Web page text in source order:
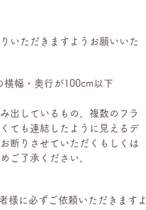
いただきますようお願いいた
横幅・奥行が100cm以下
出しているもの、複数のフラ
ても連結したように見えるデ
断りさせていただくもしくは
ご了承ください。
様に必ずご依頼いただきますよ